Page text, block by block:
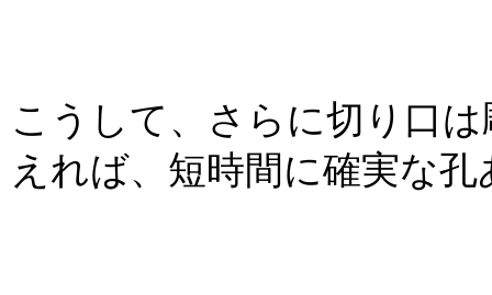
こうして、さらに切り口
えれば、短時間に確実な